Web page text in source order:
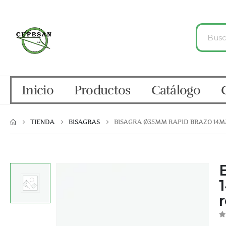
Inicio Productos Catálogo
TIENDA BISAGRAS BISAGRA Ø35MM RAPID BRAZO